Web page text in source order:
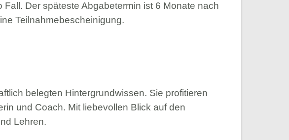
Der späteste Abgabetermin ist 6 Monate nach
Teilnahmebescheinigung.
belegten Hintergrundwissen. Sie profitieren
und Coach. Mit liebevollen Blick auf den
Lehren.